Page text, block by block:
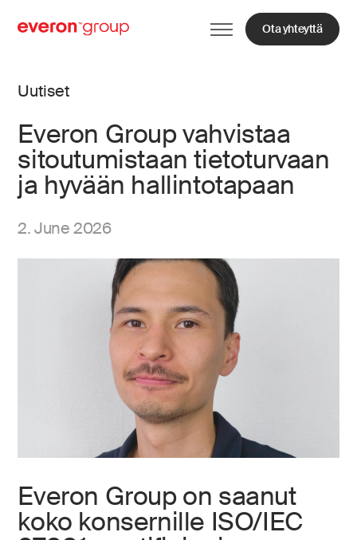
Ota yhteyttä
Uutiset
Everon Group vahvistaa
sitoutumistaan tietoturvaan
ja hyvään hallintotapaan
2. June 2026
Everon Group on saanut
koko konsernille ISO/IEC